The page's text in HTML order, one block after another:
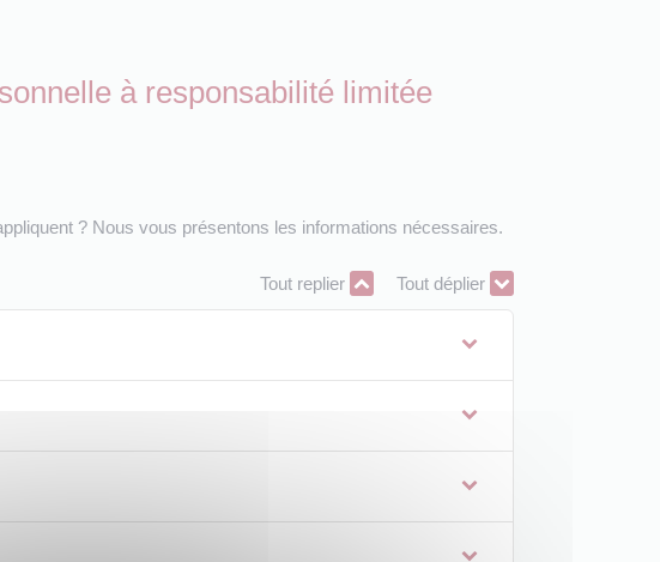
à responsabilité limitée
? Nous vous présentons les informations nécessaires.
Tout replier Tout déplier